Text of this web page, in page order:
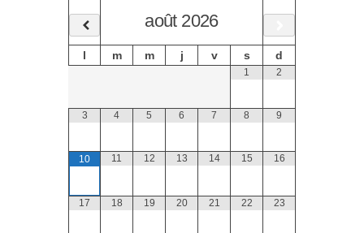
août 2026
l m m j v s d
1 2
3 4 5 6 7 8 9
10 11 12 13 14 15 16
17 18 19 20 21 22 23